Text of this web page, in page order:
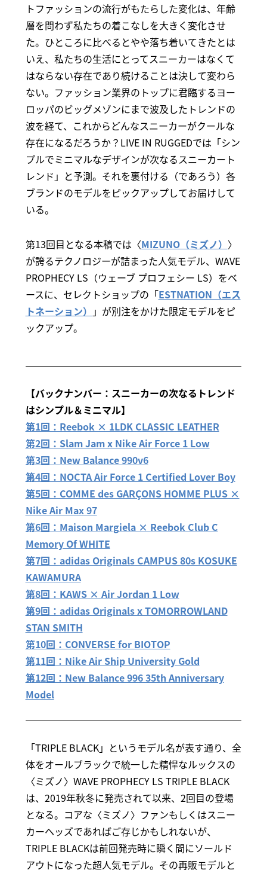
トファッションの流行がもたらした変化は、年齢
層を問わず私たちの着こなしを大きく変化させ
た。ひところに比べるとやや落ち着いてきたとは
いえ、私たちの生活にとってスニーカーはなくて
はならない存在であり続けることは決して変わら
ない。ファッション業界のトップに君臨するヨー
ロッパのビッグメゾンにまで波及したトレンドの
波を経て、これからどんなスニーカーがクールな
存在になるだろうか？LIVE IN RUGGEDでは「シン
プルでミニマルなデザインが次なるスニーカート
レンド」と予測。それを裏付ける（であろう）各
ブランドのモデルをピックアップしてお届けして
いる。
第13回目となる本稿では〈MIZUNO（ミズノ） 〉
が誇るテクノロジーが詰まった人気モデル、WAVE
PROPHECY LS（ウェーブ プロフェシー LS）をベ
ースに、セレクトショップの「ESTNATION（エス
トネーション） 」が別注をかけた限定モデルをピ
ックアップ。
【バックナンバー：スニーカーの次なるトレンド
はシンプル＆ミニマル】
第1回：Reebok × 1LDK CLASSIC LEATHER
第2回：Slam Jam x Nike Air Force 1 Low
第3回：New Balance 990v6
第4回：NOCTA Air Force 1 Certified Lover Boy
第5回：COMME des GARÇONS HOMME PLUS ×
Nike Air Max 97
第6回：Maison Margiela × Reebok Club C
Memory Of WHITE
第7回：adidas Originals CAMPUS 80s KOSUKE
KAWAMURA
第8回：KAWS × Air Jordan 1 Low
第9回：adidas Originals x TOMORROWLAND
STAN SMITH
第10回：CONVERSE for BIOTOP
第11回：Nike Air Ship University Gold
第12回：New Balance 996 35th Anniversary
Model
「TRIPLE BLACK」というモデル名が表す通り、全
体をオールブラックで統一した精悍なルックスの
〈ミズノ〉WAVE PROPHECY LS TRIPLE BLACK
は、2019年秋冬に発売されて以来、2回目の登場
となる。コアな〈ミズノ〉ファンもしくはスニー
カーヘッズであればご存じかもしれないが、
TRIPLE BLACKは前回発売時に瞬く間にソールド
アウトになった超人気モデル。その再販モデルと